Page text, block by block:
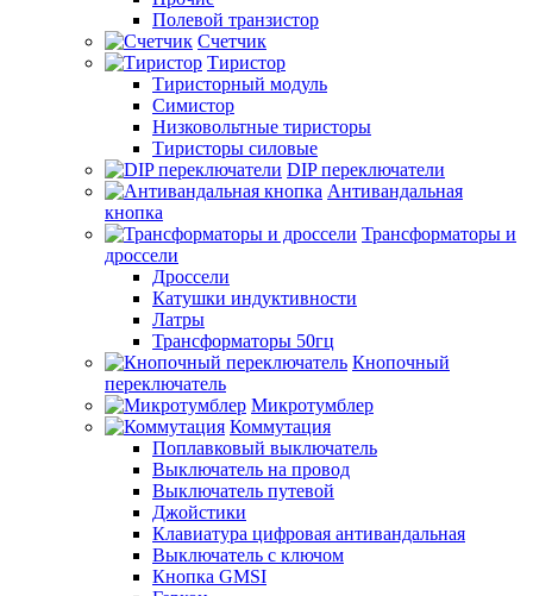
Полевой транзистор
Счетчик
Тиристор
Тиристорный модуль
Симистор
Низковольтные тиристоры
Тиристоры силовые
DIP переключатели
Антивандальная
кнопка
Трансформаторы и
дроссели
Дроссели
Катушки индуктивности
Латры
Трансформаторы 50гц
Кнопочный
переключатель
Микротумблер
Коммутация
Поплавковый выключатель
Выключатель на провод
Выключатель путевой
Джойстики
Клавиатура цифровая антивандальная
Выключатель с ключом
Кнопка GMSI